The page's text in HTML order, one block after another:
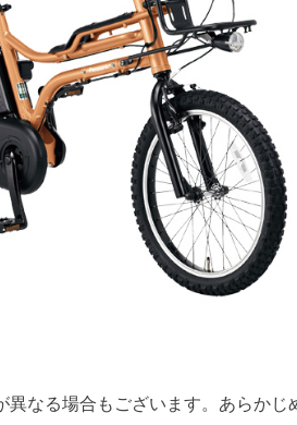
なる場合もございます。あらかじ